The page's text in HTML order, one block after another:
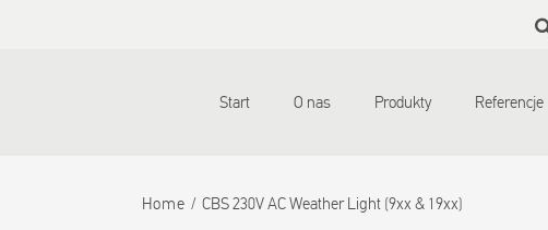
Start O nas Produkty Referencje
Home CBS 230V AC Weather Light (9xx & 19xx)